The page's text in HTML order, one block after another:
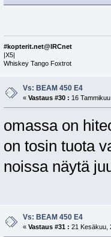
#kopterit.net@IRCnet
|X5|
Whiskey Tango Foxtrot
Vs: BEAM 450 E4
« Vastaus #30 : 16
omassa on
on tosin tuota
noissa näytä
Vs: BEAM 450 E4
« Vastaus #31 : 21 Kesäkuu,